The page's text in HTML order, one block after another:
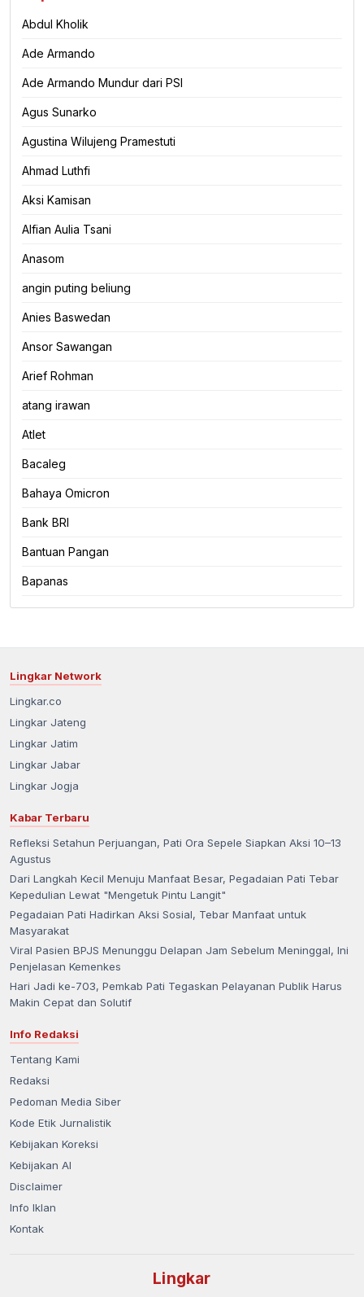
Abdul Kholik
Ade Armando
Ade Armando Mundur dari PSI
Agus Sunarko
Agustina Wilujeng Pramestuti
Ahmad Luthfi
Aksi Kamisan
Alfian Aulia Tsani
Anasom
angin puting beliung
Anies Baswedan
Ansor Sawangan
Arief Rohman
atang irawan
Atlet
Bacaleg
Bahaya Omicron
Bank BRI
Bantuan Pangan
Bapanas
Lingkar Network
Lingkar.co
Lingkar Jateng
Lingkar Jatim
Lingkar Jabar
Lingkar Jogja
Kabar Terbaru
Refleksi Setahun Perjuangan, Pati Ora Sepele Siapkan Aksi 10–13
Agustus
Dari Langkah Kecil Menuju Manfaat Besar, Pegadaian Pati Tebar
Kepedulian Lewat "Mengetuk Pintu Langit"
Pegadaian Pati Hadirkan Aksi Sosial, Tebar Manfaat untuk
Masyarakat
Viral Pasien BPJS Menunggu Delapan Jam Sebelum Meninggal, Ini
Penjelasan Kemenkes
Hari Jadi ke-703, Pemkab Pati Tegaskan Pelayanan Publik Harus
Makin Cepat dan Solutif
Info Redaksi
Tentang Kami
Redaksi
Pedoman Media Siber
Kode Etik Jurnalistik
Kebijakan Koreksi
Kebijakan AI
Disclaimer
Info Iklan
Kontak
Lingkar